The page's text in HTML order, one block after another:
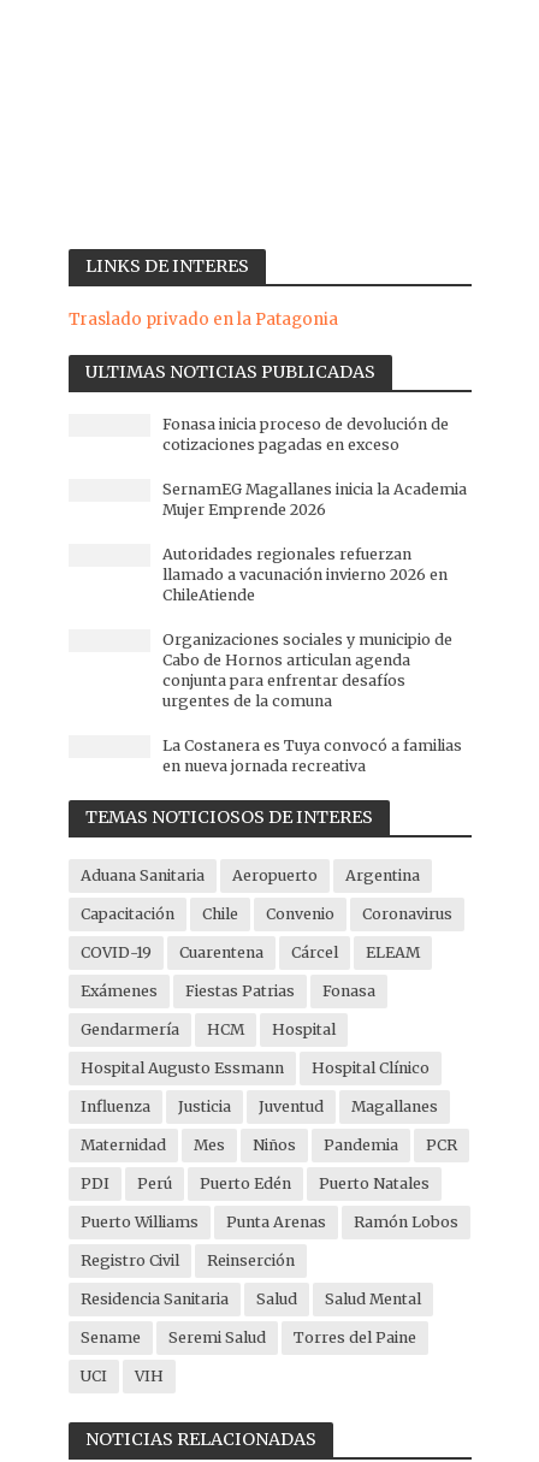
LINKS DE INTERES
Traslado privado en la Patagonia
ULTIMAS NOTICIAS PUBLICADAS
Fonasa inicia proceso de devolución de
cotizaciones pagadas en exceso
SernamEG Magallanes inicia la Academia
Mujer Emprende 2026
Autoridades regionales refuerzan
llamado a vacunación invierno 2026 en
ChileAtiende
Organizaciones sociales y municipio de
Cabo de Hornos articulan agenda
conjunta para enfrentar desafíos
urgentes de la comuna
La Costanera es Tuya convocó a familias
en nueva jornada recreativa
TEMAS NOTICIOSOS DE INTERES
Aduana Sanitaria Aeropuerto Argentina
Capacitación Chile Convenio Coronavirus
COVID-19 Cuarentena Cárcel ELEAM
Exámenes Fiestas Patrias Fonasa
Gendarmería HCM Hospital
Hospital Augusto Essmann Hospital Clínico
Influenza Justicia Juventud Magallanes
Maternidad Mes Niños Pandemia PCR
PDI Perú Puerto Edén Puerto Natales
Puerto Williams Punta Arenas Ramón Lobos
Registro Civil Reinserción
Residencia Sanitaria Salud Salud Mental
Sename Seremi Salud Torres del Paine
UCI VIH
NOTICIAS RELACIONADAS